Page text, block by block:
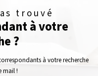
trouvé
à votre
?
à votre recherche
mail !